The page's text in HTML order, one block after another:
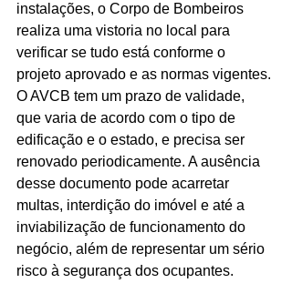
instalações, o Corpo de Bombeiros
realiza uma vistoria no local para
verificar se tudo está conforme o
projeto aprovado e as normas vigentes.
O AVCB tem um prazo de validade,
que varia de acordo com o tipo de
edificação e o estado, e precisa ser
renovado periodicamente. A ausência
desse documento pode acarretar
multas, interdição do imóvel e até a
inviabilização de funcionamento do
negócio, além de representar um sério
risco à segurança dos ocupantes.